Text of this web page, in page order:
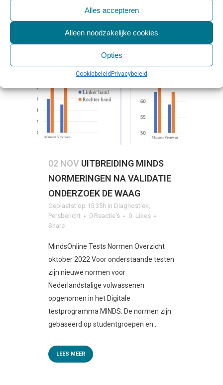
Alles accepteren
Alleen noodzakelijke cookies
Opties
Cookiebeleid Privacybeleid
02 NOV UITBREIDING MINDS
NORMERINGEN NA VALIDATIE
ONDERZOEK DE WAAG
Geplaatst op 15:35h in Diagnostiek,
Persbericht
0 Reactie's 0 Likes
Share
MindsOnline Tests Normen Overzicht
oktober 2022 Voor onderstaande testen
zijn nieuwe normen voor
Nederlandstalige volwassenen
opgenomen in het Digitale
testprogramma MINDS. De normen zijn
gebaseerd op studentgroepen en...
LEES MEER